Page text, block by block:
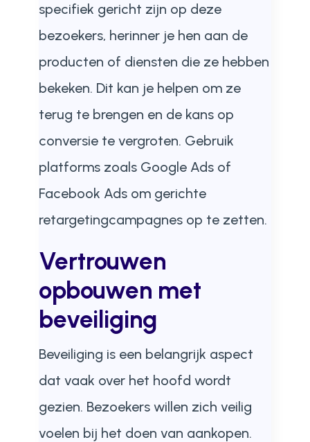
specifiek gericht zijn op deze
bezoekers, herinner je hen aan de
producten of diensten die ze hebben
bekeken. Dit kan je helpen om ze
terug te brengen en de kans op
conversie te vergroten. Gebruik
platforms zoals Google Ads of
Facebook Ads om gerichte
retargetingcampagnes op te zetten.
Vertrouwen
opbouwen met
beveiliging
Beveiliging is een belangrijk aspect
dat vaak over het hoofd wordt
gezien. Bezoekers willen zich veilig
voelen bij het doen van aankopen.